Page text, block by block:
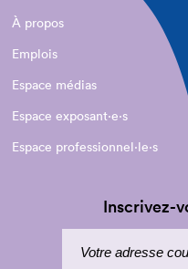
À propos
Emplois
Espace médias
Espace exposant·e⋅s
Espace professionnel·le⋅s
Inscrivez-